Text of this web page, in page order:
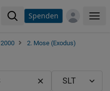
Spenden
2. Mose (Exodus)